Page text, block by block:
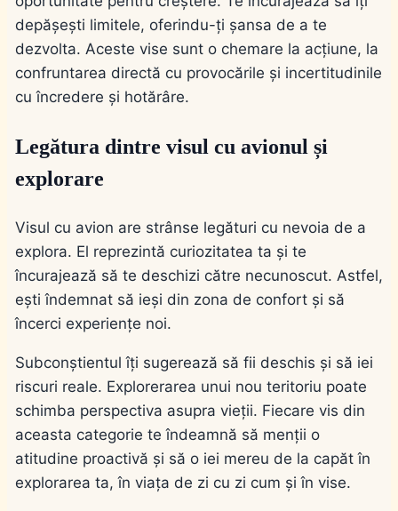
depășești limitele, oferindu-ți șansa de a te
dezvolta. Aceste vise sunt o chemare la acțiune, la
confruntarea directă cu provocările și incertitudinile
cu încredere și hotărâre.
Legătura dintre visul cu avionul și
explorare
Visul cu avion are strânse legături cu nevoia de a
explora. El reprezintă curiozitatea ta și te
încurajează să te deschizi către necunoscut. Astfel,
ești îndemnat să ieși din zona de confort și să
încerci experiențe noi.
Subconștientul îți sugerează să fii deschis și să iei
riscuri reale. Explorerarea unui nou teritoriu poate
schimba perspectiva asupra vieții. Fiecare vis din
aceasta categorie te îndeamnă să menții o
atitudine proactivă și să o iei mereu de la capăt în
explorarea ta, în viața de zi cu zi cum și în vise.